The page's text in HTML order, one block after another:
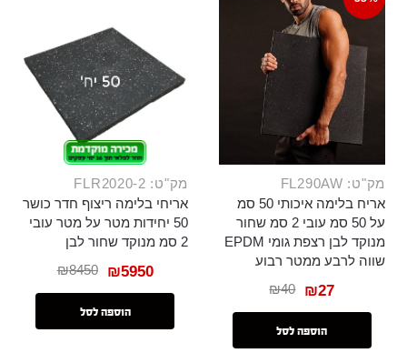
מק"ט: FL290AW
אריח בלימה איכותי 50 סמ
על 50 סמ עובי 2 סמ שחור
מנוקד לבן רצפת גומי EPDM
שווה לרבע ממטר רבוע
₪40 ₪27
הוספה לסל
מק"ט: FLR2020-2
אריחי בלימה ריצוף חדר כושר
50 יחידות מטר על מטר עובי
2 סמ מנוקד שחור לבן
₪8450 ₪5950
הוספה לסל